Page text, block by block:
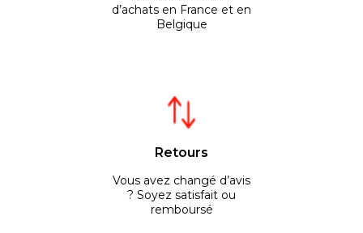
d’achats en France et en
Belgique
Retours
Vous avez changé d’avis
? Soyez satisfait ou
remboursé